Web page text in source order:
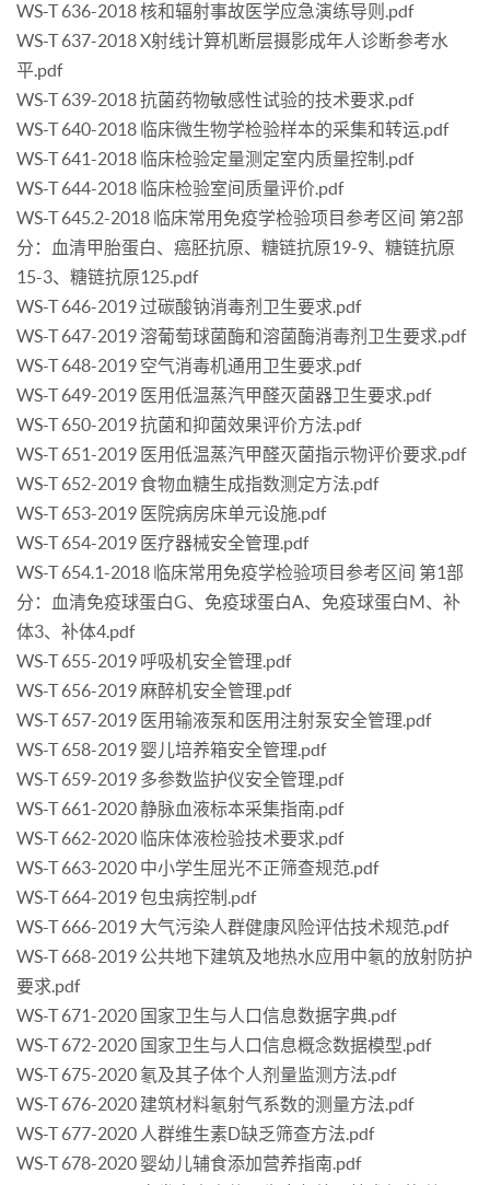
WS-T 636-2018 核和辐射事故医学应急演练导则.pdf
WS-T 637-2018 X射线计算机断层摄影成年人诊断参考水
平.pdf
WS-T 639-2018 抗菌药物敏感性试验的技术要求.pdf
WS-T 640-2018 临床微生物学检验样本的采集和转运.pdf
WS-T 641-2018 临床检验定量测定室内质量控制.pdf
WS-T 644-2018 临床检验室间质量评价.pdf
WS-T 645.2-2018 临床常用免疫学检验项目参考区间 第2部
分：血清甲胎蛋白、癌胚抗原、糖链抗原19-9、糖链抗原
15-3、糖链抗原125.pdf
WS-T 646-2019 过碳酸钠消毒剂卫生要求.pdf
WS-T 647-2019 溶葡萄球菌酶和溶菌酶消毒剂卫生要求.pdf
WS-T 648-2019 空气消毒机通用卫生要求.pdf
WS-T 649-2019 医用低温蒸汽甲醛灭菌器卫生要求.pdf
WS-T 650-2019 抗菌和抑菌效果评价方法.pdf
WS-T 651-2019 医用低温蒸汽甲醛灭菌指示物评价要求.pdf
WS-T 652-2019 食物血糖生成指数测定方法.pdf
WS-T 653-2019 医院病房床单元设施.pdf
WS-T 654-2019 医疗器械安全管理.pdf
WS-T 654.1-2018 临床常用免疫学检验项目参考区间 第1部
分：血清免疫球蛋白G、免疫球蛋白A、免疫球蛋白M、补
体3、补体4.pdf
WS-T 655-2019 呼吸机安全管理.pdf
WS-T 656-2019 麻醉机安全管理.pdf
WS-T 657-2019 医用输液泵和医用注射泵安全管理.pdf
WS-T 658-2019 婴儿培养箱安全管理.pdf
WS-T 659-2019 多参数监护仪安全管理.pdf
WS-T 661-2020 静脉血液标本采集指南.pdf
WS-T 662-2020 临床体液检验技术要求.pdf
WS-T 663-2020 中小学生屈光不正筛查规范.pdf
WS-T 664-2019 包虫病控制.pdf
WS-T 666-2019 大气污染人群健康风险评估技术规范.pdf
WS-T 668-2019 公共地下建筑及地热水应用中氡的放射防护
要求.pdf
WS-T 671-2020 国家卫生与人口信息数据字典.pdf
WS-T 672-2020 国家卫生与人口信息概念数据模型.pdf
WS-T 675-2020 氡及其子体个人剂量监测方法.pdf
WS-T 676-2020 建筑材料氡射气系数的测量方法.pdf
WS-T 677-2020 人群维生素D缺乏筛查方法.pdf
WS-T 678-2020 婴幼儿辅食添加营养指南.pdf